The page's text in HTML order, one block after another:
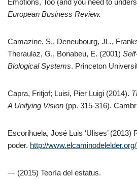
European Business Review.
Camazine, S., Deneubourg, JL.,
Theraulaz, G., Bonabeu, E. (2001)
Biological Systems. Princeton
Capra, Fritjof; Luisi, Pier Luigi (2014).
A Unifying Vision (pp. 315-316).
Escorihuela, José Luis ‘Ulises’ (2013)
poder. http://
— (2015) Teoría del estatus.